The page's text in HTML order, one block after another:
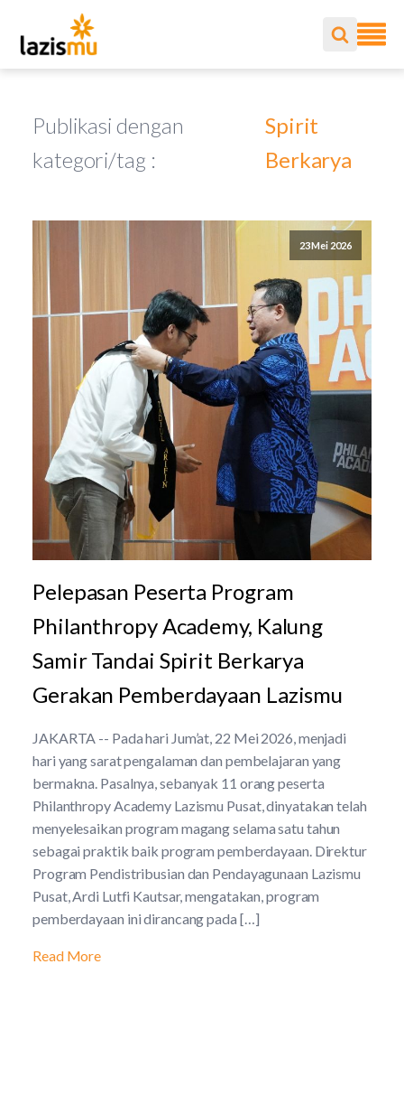
Publikasi dengan
kategori/tag :
Spirit
Berkarya
23 Mei 2026
Pelepasan Peserta Program
Philanthropy Academy, Kalung
Samir Tandai Spirit Berkarya
Gerakan Pemberdayaan Lazismu
JAKARTA -- Pada hari Jum’at, 22 Mei 2026, menjadi
hari yang sarat pengalaman dan pembelajaran yang
bermakna. Pasalnya, sebanyak 11 orang peserta
Philanthropy Academy Lazismu Pusat, dinyatakan telah
menyelesaikan program magang selama satu tahun
sebagai praktik baik program pemberdayaan. Direktur
Program Pendistribusian dan Pendayagunaan Lazismu
Pusat, Ardi Lutfi Kautsar, mengatakan, program
pemberdayaan ini dirancang pada […]
Read More